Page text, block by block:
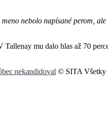
nebolo napísané perom,
mu dalo hlas až 70
nekandidoval © SITA Všetky